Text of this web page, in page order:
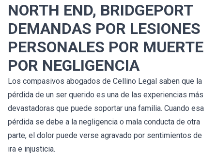
NORTH END, BRIDGEPORT
DEMANDAS POR LESIONES
PERSONALES POR MUERTE
POR NEGLIGENCIA
Los compasivos abogados de Cellino Legal saben que la
pérdida de un ser querido es una de las experiencias más
devastadoras que puede soportar una familia. Cuando esa
pérdida se debe a la negligencia o mala conducta de otra
parte, el dolor puede verse agravado por sentimientos de
ira e injusticia.